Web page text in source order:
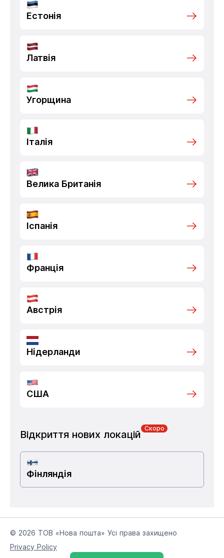
Естонія
Латвія
Угорщина
Італія
Велика Британія
Іспанія
Франція
Австрія
Нідерланди
США
Відкриття нових локацій
Скоро
Фінляндія
© 2026 ТОВ «Нова пошта» Усі права захищено
Privacy Policy